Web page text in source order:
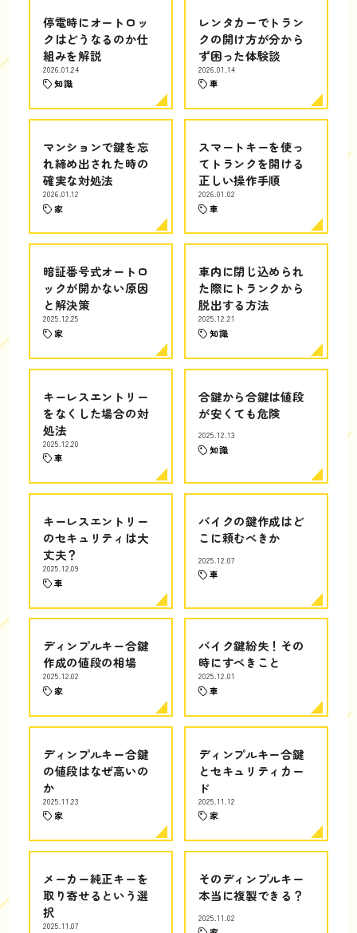
停電時にオートロッ
クはどうなるのか仕
組みを解説
2026.01.24
知識
レンタカーでトラン
クの開け方が分から
ず困った体験談
2026.01.14
車
マンションで鍵を忘
れ締め出された時の
確実な対処法
2026.01.12
家
スマートキーを使っ
てトランクを開ける
正しい操作手順
2026.01.02
車
暗証番号式オートロ
ックが開かない原因
と解決策
2025.12.25
家
車内に閉じ込められ
た際にトランクから
脱出する方法
2025.12.21
知識
キーレスエントリー
をなくした場合の対
処法
2025.12.20
車
合鍵から合鍵は値段
が安くても危険
2025.12.13
知識
キーレスエントリー
のセキュリティは大
丈夫？
2025.12.09
車
バイクの鍵作成はど
こに頼むべきか
2025.12.07
車
ディンプルキー合鍵
作成の値段の相場
2025.12.02
家
バイク鍵紛失！その
時にすべきこと
2025.12.01
車
ディンプルキー合鍵
の値段はなぜ高いの
か
2025.11.23
家
ディンプルキー合鍵
とセキュリティカー
ド
2025.11.12
家
メーカー純正キーを
取り寄せるという選
択
2025.11.07
そのディンプルキー
本当に複製できる？
2025.11.02